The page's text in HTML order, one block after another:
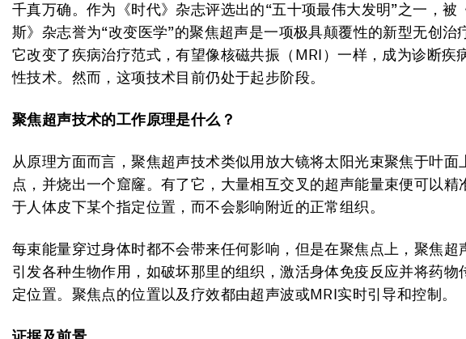
千真万确。作为《时代》杂志评选出的“五十项最伟大发明”之一，被
斯》杂志誉为“改变医学”的聚焦超声是一项极具颠覆性的新型无创治
它改变了疾病治疗范式，有望像核磁共振（MRI）一样，成为诊断疾
性技术。然而，这项技术目前仍处于起步阶段。
聚焦超声技术的工作原理是什么？
从原理方面而言，聚焦超声技术类似用放大镜将太阳光束聚焦于叶面
点，并烧出一个窟窿。有了它，大量相互交叉的超声能量束便可以精
于人体皮下某个指定位置，而不会影响附近的正常组织。
每束能量穿过身体时都不会带来任何影响，但是在聚焦点上，聚焦超
引发各种生物作用，如破坏那里的组织，激活身体免疫反应并将药物
定位置。聚焦点的位置以及疗效都由超声波或MRI实时引导和控制。